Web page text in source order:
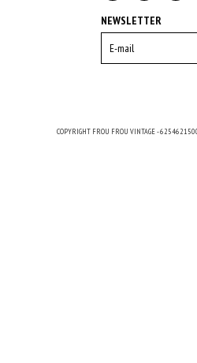
NEWSLETTER
COPYRIGHT FROU FROU VINTAGE -